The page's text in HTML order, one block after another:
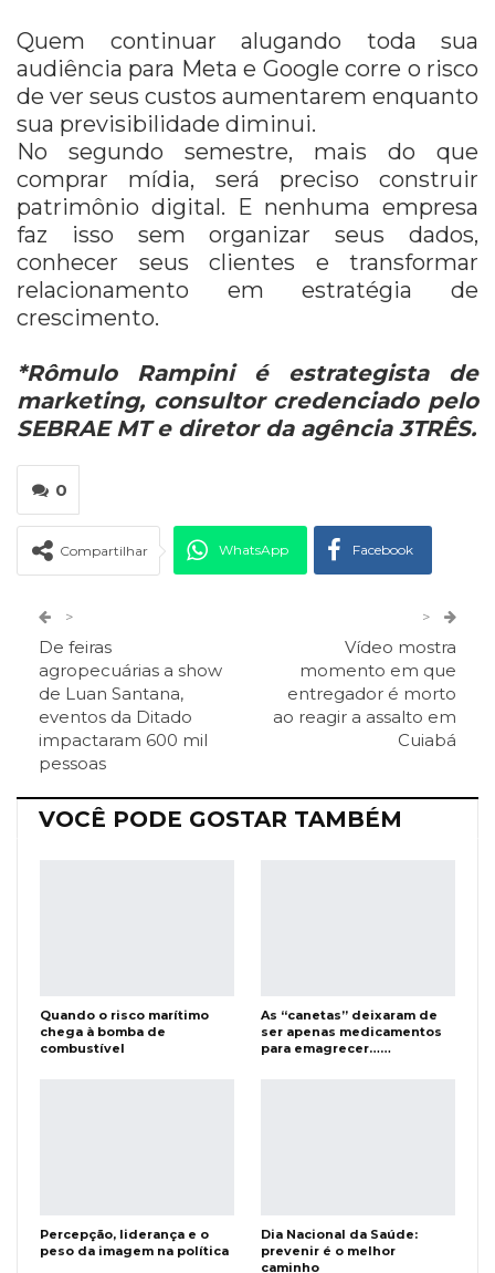
Quem continuar alugando toda sua
audiência para Meta e Google corre o risco
de ver seus custos aumentarem enquanto
sua previsibilidade diminui.
No segundo semestre, mais do que
comprar mídia, será preciso construir
patrimônio digital. E nenhuma empresa
faz isso sem organizar seus dados,
conhecer seus clientes e transformar
relacionamento em estratégia de
crescimento.
*Rômulo Rampini é estrategista de
marketing, consultor credenciado pelo
SEBRAE MT e diretor da agência 3TRÊS.
0
Compartilhar WhatsApp Facebook
Pinterest
Facebook Messenger Viber O email
>
De feiras
agropecuárias a show
de Luan Santana,
eventos da Ditado
impactaram 600 mil
pessoas
>
Vídeo mostra
momento em que
entregador é morto
ao reagir a assalto em
Cuiabá
VOCÊ PODE GOSTAR TAMBÉM
Quando o risco marítimo
chega à bomba de
combustível
As “canetas” deixaram de
ser apenas medicamentos
para emagrecer……
Percepção, liderança e o
peso da imagem na política
Dia Nacional da Saúde:
prevenir é o melhor
caminho